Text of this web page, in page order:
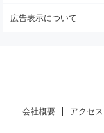
広告表示について
会社概要 アクセス